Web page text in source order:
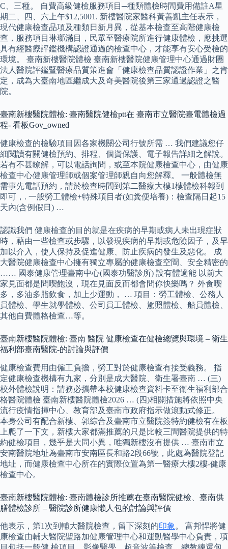
C、三種。 自費高級健檢服務項目─種類體檢時間費用備註A星
期二、四、六上午$12,5001. 新樓醫院家醫科黃善凱主任表示，
現代健康檢查品項及種類日新月異，從基本檢查至高階健康檢
查，服務項目琳瑯滿目，民眾至醫療院所進行健康體檢，應挑選
具有經醫療評鑑機構認證通過的檢查中心，才能享有安心受檢的
環境。 臺南新樓醫院體檢 臺南新樓醫院健康管理中心通過財團
法人醫院評鑑暨醫療品質策進會「健康檢查品質認證作業」之肯
定，成為大臺南地區繼成大及奇美醫院後第三家通過認證之醫
院。
臺南新樓醫院體檢: 臺南醫院健檢ptt在 臺南市立醫院臺電體檢過
程- 看板Gov_owned
健康檢查的檢驗項目因各家機關公司行號所需 … 我們建議您仔
細閱讀有關健檢預約、排程、個資保護、電子報告詳細之解說。
若有不甚瞭解，可以電話詢問，或至本院健康檢查中心，由健康
檢查中心健康管理師或個案管理師親自向您解釋。 一般體檢無
需事先電話預約，請於檢查時間到第二醫療大樓1樓體檢科報到
即可，. 一般勞工體檢+特殊項目者(如糞便培養)：檢查隔日起15
天內(含例假日) …
認識我們 健康檢查的目的就是在疾病的早期或病人未出現症狀
時，藉由一些檢查或步驟，以發現疾病的早期或危險因子，及早
加以介入，使人保持及促進健康、防止疾病的發生及惡化。 成
大醫院健康檢查中心擁有獨立專屬的健康檢查空間、安全精密的
…… 國泰健康管理臺南中心(國泰功醫診所) 設有體適能 以前大
家見面都是問喫飽沒，現在見面反而都會問你快樂嗎？ 外食喫
多，多油多脂飲食，加上少運動， … 項目：勞工體檢、公務人
員體檢、學生就學體檢、公司員工體檢、駕照體檢、船員體檢、
其他自費體格檢查…等。
臺南新樓醫院體檢: 臺南 醫院 健康檢查在健檢總覽與環境 – 衛生
福利部臺南醫院-的討論與評價
健康檢查費用由僱工負擔，勞工對於健康檢查有接受義務。 指
定健康檢查機構有九家，分別是成大醫院、衛生署臺南 … (三)
校外體檢說明：請務必攜帶本校健康檢查資料卡至衛生福利部合
格醫院體檢 臺南新樓醫院體檢2026 … (四)相關措施將依照中央
流行疫情指揮中心、教育部及臺南市政府指示做滾動式修正。
本身公司有配合新樓、郭綜合及臺南市立醫院簽特約健檢有在板
上爬了一下文，新樓大家都滿推薦的只是比較三間醫院提供的特
約健檢項目，幾乎是大同小異，唯獨新樓沒有提供 … 臺南市立
安南醫院地址為臺南市安南區長和路2段66號，此處為醫院登記
地址，而健康檢查中心所在的實際位置為第一醫療大樓2樓-健康
檢查中心。
臺南新樓醫院體檢: 臺南體檢診所推薦在臺南醫院健檢、臺南供
膳體檢診所 – 醫院診所健康懶人包的討論與評價
他表示，第1次到輔大醫院檢查，留下深刻的印象 。 富邦悍將健
康檢查由輔大醫院聖路加健康管理中心和運動醫學中心負責，項